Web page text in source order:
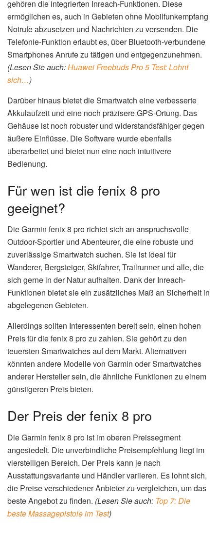
gehören die integrierten Inreach-Funktionen. Diese
ermöglichen es, auch in Gebieten ohne Mobilfunkempfang
Notrufe abzusetzen und Nachrichten zu versenden. Die
Telefonie-Funktion erlaubt es, über Bluetooth-verbundene
Smartphones Anrufe zu tätigen und entgegenzunehmen.
(Lesen Sie auch:Huawei Freebuds Pro 5 Test: Lohnt
sich…)
Darüber hinaus bietet die Smartwatch eine verbesserte
Akkulaufzeit und eine noch präzisere GPS-Ortung. Das
Gehäuse ist noch robuster und widerstandsfähiger gegen
äußere Einflüsse. Die Software wurde ebenfalls
überarbeitet und bietet nun eine noch intuitivere
Bedienung.
Für wen ist die fenix 8 pro
geeignet?
Die Garmin fenix 8 pro richtet sich an anspruchsvolle
Outdoor-Sportler und Abenteurer, die eine robuste und
zuverlässige Smartwatch suchen. Sie ist ideal für
Wanderer, Bergsteiger, Skifahrer, Trailrunner und alle, die
sich gerne in der Natur aufhalten. Dank der Inreach-
Funktionen bietet sie ein zusätzliches Maß an Sicherheit in
abgelegenen Gebieten.
Allerdings sollten Interessenten bereit sein, einen hohen
Preis für die fenix 8 pro zu zahlen. Sie gehört zu den
teuersten Smartwatches auf dem Markt. Alternativen
könnten andere Modelle von Garmin oder Smartwatches
anderer Hersteller sein, die ähnliche Funktionen zu einem
günstigeren Preis bieten.
Der Preis der fenix 8 pro
Die Garmin fenix 8 pro ist im oberen Preissegment
angesiedelt. Die unverbindliche Preisempfehlung liegt im
vierstelligen Bereich. Der Preis kann je nach
Ausstattungsvariante und Händler variieren. Es lohnt sich,
die Preise verschiedener Anbieter zu vergleichen, um das
beste Angebot zu finden. (Lesen Sie auch: Top 7: Die
beste Massagepistole im Test)